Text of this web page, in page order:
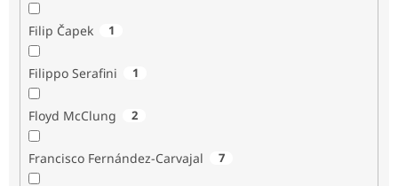
Filip Čapek 1
Filippo Serafini 1
Floyd McClung 2
Francisco Fernández-Carvajal 7